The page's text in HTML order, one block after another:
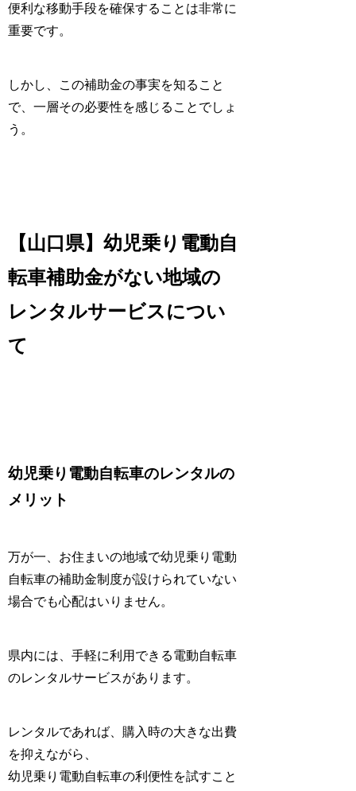
便利な移動手段を確保することは非常に
重要です。
しかし、この補助金の事実を知ること
で、一層その必要性を感じることでしょ
う。
【山口県】幼児乗り電動自
転車補助金がない地域の
レンタルサービスについ
て
幼児乗り電動自転車のレンタルの
メリット
万が一、お住まいの地域で幼児乗り電動
自転車の補助金制度が設けられていない
場合でも心配はいりません。
県内には、手軽に利用できる電動自転車
のレンタルサービスがあります。
レンタルであれば、購入時の大きな出費
を抑えながら、
幼児乗り電動自転車の利便性を試すこと